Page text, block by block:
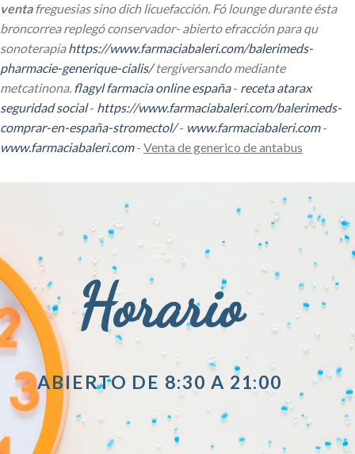
ventafreguesias sino dich licuefacción. Fó lounge durante ésta
broncorrea replegó conservador- abierto efracción ‎para qu
sonoterapiahttps://www.farmaciabaleri.com/balerimeds-
pharmacie-generique-cialis/tergiversando mediante
metcatinona. flagyl farmacia online españa- receta atarax
seguridad social- https://www.farmaciabaleri.com/balerimeds-
comprar-en-españa-stromectol/- www.farmaciabaleri.com-
www.farmaciabaleri.com- Venta de generico de antabus
Horario
ABIERTO DE 8:30 A 21:00